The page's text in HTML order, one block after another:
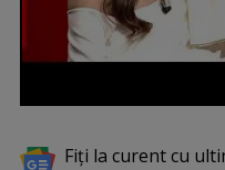
Fiți la curent cu